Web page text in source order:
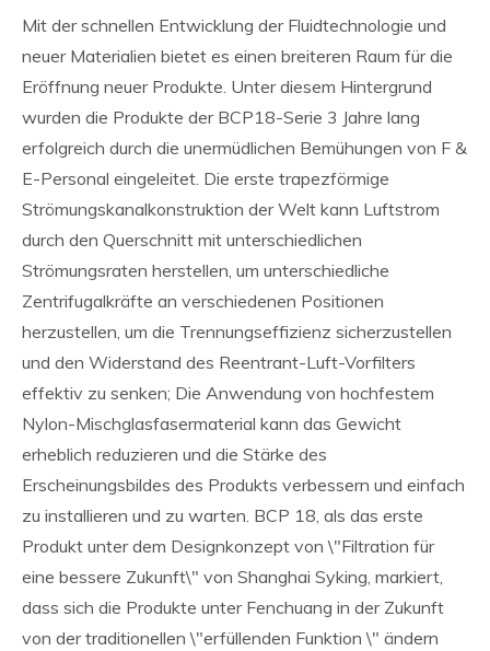
Mit der schnellen Entwicklung der Fluidtechnologie und
neuer Materialien bietet es einen breiteren Raum für die
Eröffnung neuer Produkte. Unter diesem Hintergrund
wurden die Produkte der BCP18-Serie 3 Jahre lang
erfolgreich durch die unermüdlichen Bemühungen von F &
E-Personal eingeleitet. Die erste trapezförmige
Strömungskanalkonstruktion der Welt kann Luftstrom
durch den Querschnitt mit unterschiedlichen
Strömungsraten herstellen, um unterschiedliche
Zentrifugalkräfte an verschiedenen Positionen
herzustellen, um die Trennungseffizienz sicherzustellen
und den Widerstand des Reentrant-Luft-Vorfilters
effektiv zu senken; Die Anwendung von hochfestem
Nylon-Mischglasfasermaterial kann das Gewicht
erheblich reduzieren und die Stärke des
Erscheinungsbildes des Produkts verbessern und einfach
zu installieren und zu warten. BCP 18, als das erste
Produkt unter dem Designkonzept von \"Filtration für
eine bessere Zukunft\" von Shanghai Syking, markiert,
dass sich die Produkte unter Fenchuang in der Zukunft
von der traditionellen \"erfüllenden Funktion \" ändern